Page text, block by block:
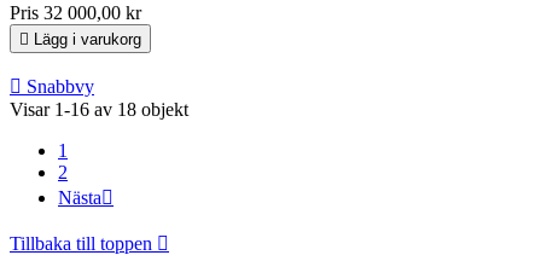
Pris 32 000,00 kr
 Lägg i varukorg
 Snabbvy
Visar 1-16 av 18 objekt
1
2
Nästa
Tillbaka till toppen 